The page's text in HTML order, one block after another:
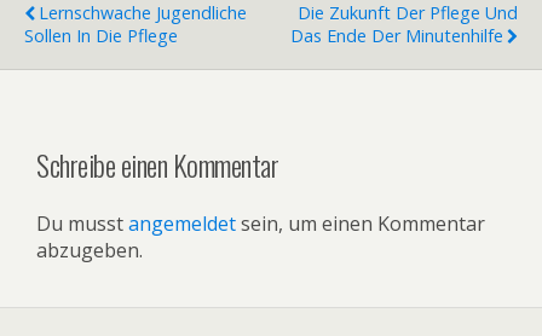
Lernschwache Jugendliche
Sollen In Die Pflege
Die Zukunft Der Pflege Und
Das Ende Der Minutenhilfe
Schreibe einen Kommentar
Du musstangemeldetsein, um einen Kommentar
abzugeben.